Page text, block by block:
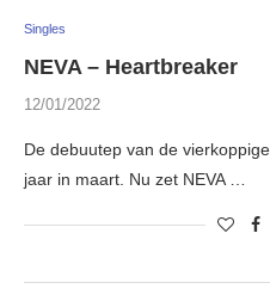
Singles
NEVA – Heartbreaker
12/01/2022
De debuutep van de
jaar in maart. Nu zet NEVA …